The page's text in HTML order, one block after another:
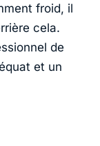
froid, il
cela.
de
et un